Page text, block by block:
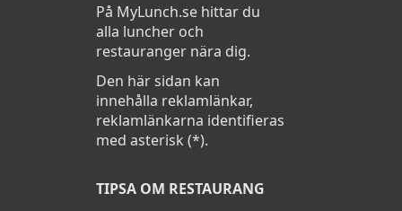
På MyLunch.se hittar du
alla luncher och
restauranger nära dig.
Den här sidan kan
innehålla reklamlänkar,
reklamlänkarna identifieras
med asterisk (*).
TIPSA OM RESTAURANG